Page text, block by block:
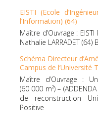
EISTI (Ecole
l’Information) (64)
Maître d’Ouvrage :
Nathalie LARRADET
Schéma Directeur
Campus de l’Université
Maître d’Ouvrage :
(60 000 m²) –
de reconstruction
Positive